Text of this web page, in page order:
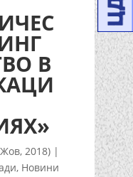
В
2018) |
, Новини